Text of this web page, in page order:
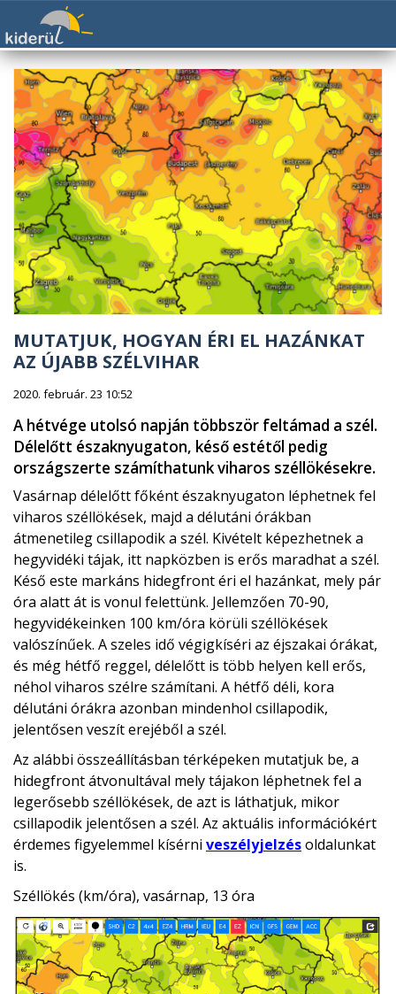
MUTATJUK, HOGYAN ÉRI EL HAZÁNKAT
AZ ÚJABB SZÉLVIHAR
2020. február. 23 10:52
A hétvége utolsó napján többször feltámad a szél.
Délelőtt északnyugaton, késő estétől pedig
országszerte számíthatunk viharos széllökésekre.
Vasárnap délelőtt főként északnyugaton léphetnek fel
viharos széllökések, majd a délutáni órákban
átmenetileg csillapodik a szél. Kivételt képezhetnek a
hegyvidéki tájak, itt napközben is erős maradhat a szél.
Késő este markáns hidegfront éri el hazánkat, mely pár
óra alatt át is vonul felettünk. Jellemzően 70-90,
hegyvidékeinken 100 km/óra körüli széllökések
valószínűek. A szeles idő végigkíséri az éjszakai órákat,
és még hétfő reggel, délelőtt is több helyen kell erős,
néhol viharos szélre számítani. A hétfő déli, kora
délutáni órákra azonban mindenhol csillapodik,
jelentősen veszít erejéből a szél.
Az alábbi összeállításban térképeken mutatjuk be, a
hidegfront átvonultával mely tájakon léphetnek fel a
legerősebb széllökések, de azt is láthatjuk, mikor
csillapodik jelentősen a szél. Az aktuális információkért
érdemes figyelemmel kísérni veszélyjelzésoldalunkat
is.
Széllökés (km/óra), vasárnap, 13 óra